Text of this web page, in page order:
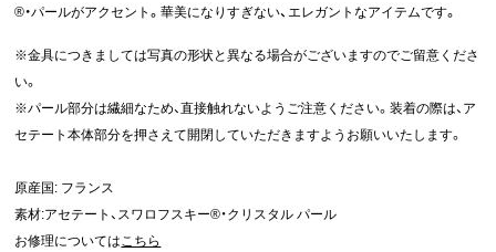
®・パールがアクセント。華美になりすぎない、エレガントなアイテムです。
※金具につきましては写真の形状と異なる場合がございますのでご留意くださ
い。
※パール部分は繊細なため、直接触れないようご注意ください。装着の際は、ア
セテート本体部分を押さえて開閉していただきますようお願いいたします。
原産国: フランス
素材:アセテート、スワロフスキー®・クリスタル パール
お修理についてはこちら